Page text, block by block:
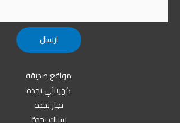
مواقع صديقة
كهربائي بجدة
نجار بجدة
سباك بجدة